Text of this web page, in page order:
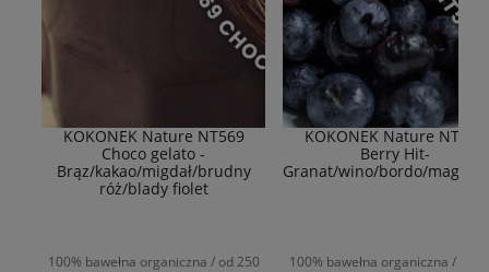
KOKONEK Nature NT569
Choco gelato -
Brąz/kakao/migdał/brudny
róż/blady fiolet
100% bawełna organiczna / od 250
KOKONEK Nature NT577
Berry Hit-
Granat/wino/bordo/
100% bawełna organiczna / od